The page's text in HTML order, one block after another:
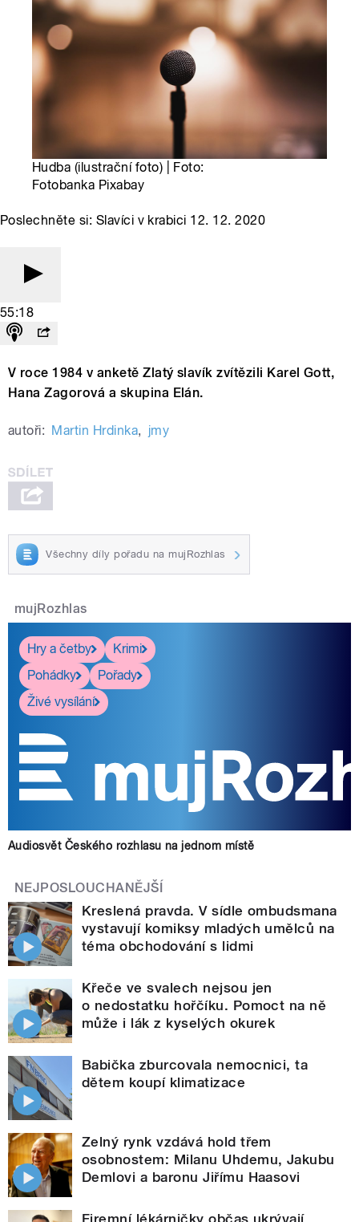
Hudba (ilustrační foto) | Foto:
Fotobanka Pixabay
Poslechněte si: Slavíci v krabici 12. 12. 2020
55:18
V roce 1984 v anketě Zlatý slavík zvítězili Karel Gott,
Hana Zagorová a skupina Elán.
autoři: Martin Hrdinka, jmy
Všechny díly pořadu na mujRozhlas
mujRozhlas
Hry a četby
Krimi
Pohádky
Pořady
Živé vysílání
Audiosvět Českého rozhlasu na jednom místě
NEJPOSLOUCHANĚJŠÍ
Kreslená pravda. V sídle ombudsmana
vystavují komiksy mladých umělců na
téma obchodování s lidmi
Křeče ve svalech nejsou jen
o nedostatku hořčíku. Pomoct na ně
může i lák z kyselých okurek
Babička zburcovala nemocnici, ta
dětem koupí klimatizace
Zelný rynk vzdává hold třem
osobnostem: Milanu Uhdemu, Jakubu
Demlovi a baronu Jiřímu Haasovi
Firemní lékárničky občas ukrývají